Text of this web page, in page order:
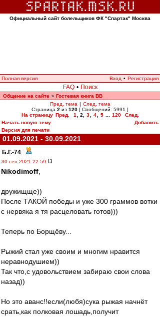
Официальный сайт болельщиков ФК "Спартак" Москва
Полная версия Вход • Регистрация
FAQ • Поиск
Общение на сайте » Гостевая книга ВВ
Пред. тема | След. тема
Страница 2 из 120 [ Сообщений: 5991 ]
На страницу Пред. 1 2 3 4 5 120
След.
Начать новую тему
Добавить
Версия для печати
01.09.2021 - 30.09.2021
Б.Г.-74 -
30 сен 2021 22:59
Nikodimoff
дружищще))
После ТАКОЙ победы и уже 300 граммов вотки
с нервяка я тя расцеловать готов)))
Теперь по Борщёву...
Рыжий стал уже своим и многим нравится
неравнодушием))
Так что,с удовольствием забираю свои слова
назад))
Но это аванс!!если(любя)сука рыжая начнёт
срать,как полковая лошадь,получит